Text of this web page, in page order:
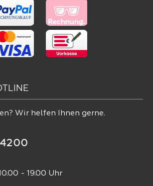
Wir helfen Ihnen gerne.
- 19.00 Uhr